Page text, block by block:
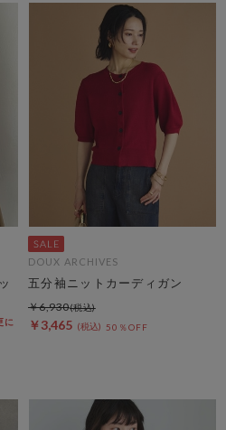
に
DOUX ARCHIVES
五分袖ニットカーディガン
￥3,465 50％OFF
￥6,930